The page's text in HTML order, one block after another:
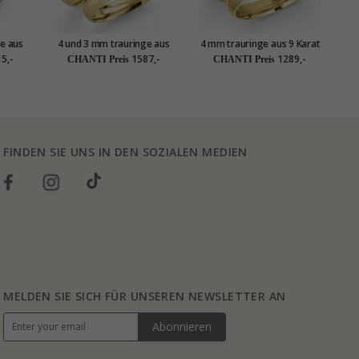
aus
4 und 3 mm trauringe aus
14 Karat Gold - set
CHANTI Preis 1587,-
4 mm trauringe aus 9 Karat
Gold 0,03 ct - set
CHANTI Preis 1289,-
FINDEN SIE UNS IN DEN SOZIALEN MEDIEN
MELDEN SIE SICH FÜR UNSEREN NEWSLETTER AN
Abonnieren